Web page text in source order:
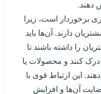
دهند.
برخوردار است، زیرا
دارند. آن‌ها باید
را داشته باشند تا
درک کنند و محصولات یا
این ارتباط قوی با
آن‌ها و افزایش